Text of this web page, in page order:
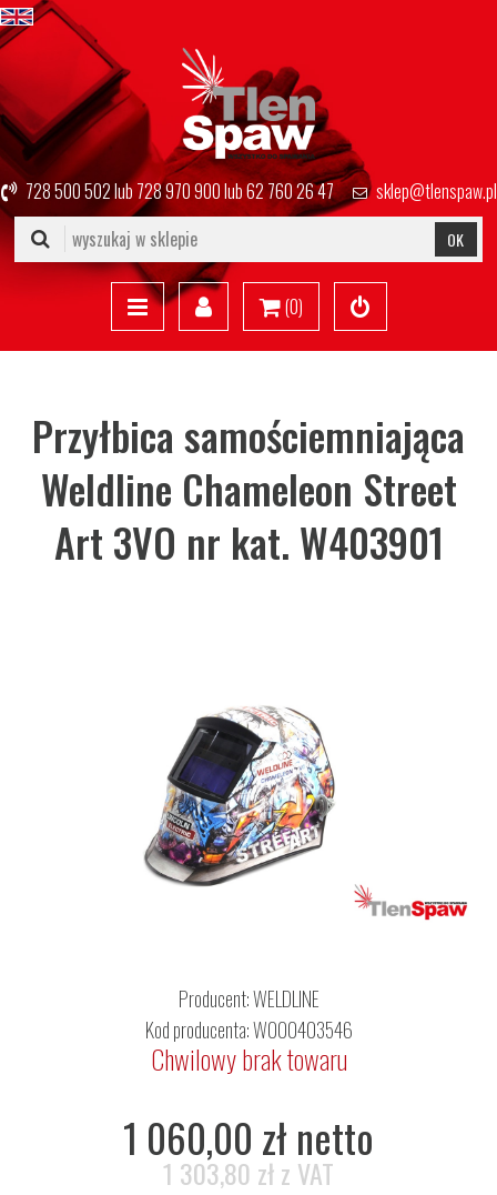
728 500 502lub728 970 900lub62 760 26 47 sklep@tlenspaw.pl
OK
(0)
Przyłbica samościemniająca
Weldline Chameleon Street
Art 3VO nr kat. W403901
Producent:WELDLINE
Kod producenta: W000403546
Chwilowy brak towaru
1 060,00 zł netto
1 303,80 zł z VAT